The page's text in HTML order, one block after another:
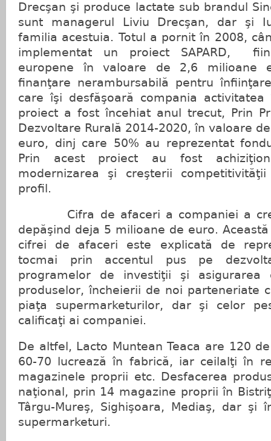
Drecşan şi produce lactate sub brandul
sunt managerul Liviu Drecşan, dar şi
familia acestuia. Totul a pornit în 2008,
implementat un proiect SAPARD,
europene în valoare de 2,6 milioane
finanţare nerambursabilă pentru
care îşi desfăşoară compania
proiect a fost încehiat anul trecut, Prin
Dezvoltare Rurală 2014-2020, în valoare
euro, dinj care 50% au reprezentat
Prin acest proiect au fost
modernizarea şi creşterii
profil.
Cifra de afaceri a companiei a
depăşind deja 5 milioane de euro.
cifrei de afaceri este explicată de
tocmai prin accentul pus pe
programelor de investiţii şi asigurarea
produselor, încheierii de noi parteneriate
piaţa supermarketurilor, dar şi celor
calificaţi ai companiei.
De altfel, Lacto Muntean Teaca are 120
60-70 lucrează în fabrică, iar ceilalţi în
magazinele proprii etc. Desfacerea
naţional, prin 14 magazine proprii în
Târgu-Mureş, Sighişoara, Mediaş, dar şi
supermarketuri.